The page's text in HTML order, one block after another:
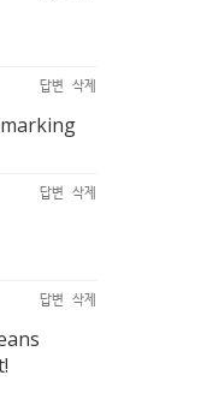
답변 삭제
답변 삭제
답변 삭제